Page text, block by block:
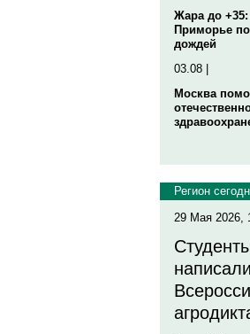
Жара до +35:
Приморье
дождей
03.08 |
Москва
Регион
29 Мая 2026,
написали